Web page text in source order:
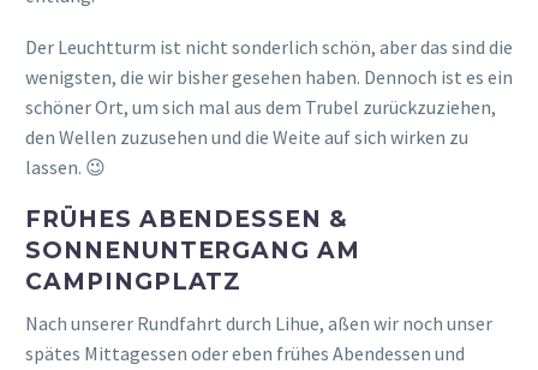
Der Leuchtturm ist nicht sonderlich schön, aber das sind die
wenigsten, die wir bisher gesehen haben. Dennoch ist es ein
schöner Ort, um sich mal aus dem Trubel zurückzuziehen,
den Wellen zuzusehen und die Weite auf sich wirken zu
lassen. 😉
FRÜHES ABENDESSEN &
SONNENUNTERGANG AM
CAMPINGPLATZ
Nach unserer Rundfahrt durch Lihue, aßen wir noch unser
spätes Mittagessen oder eben frühes Abendessen und